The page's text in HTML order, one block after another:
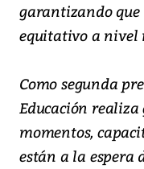
garantizando que
equitativo a nivel
Como segunda
Educación realiza
momentos,
están a la espera